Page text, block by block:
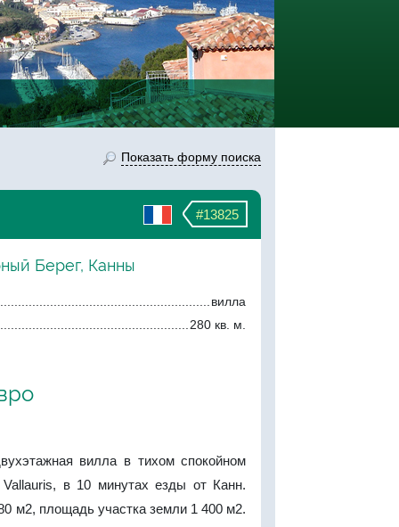
Показать форму поиска
#13825
Берег, Канны
вилла
280 кв. м.
вилла в тихом спокойном
в 10 минутах езды от Канн.
м2, площадь участка земли 1 400 м2.